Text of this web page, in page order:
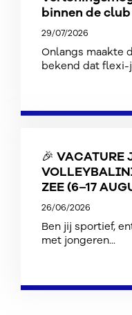
binnen de club
29/07/2026
Onlangs maakte
bekend dat flexi-
🎉 VACATURE
ZEE (6–17
26/06/2026
Ben jij sportief,
met jongeren...